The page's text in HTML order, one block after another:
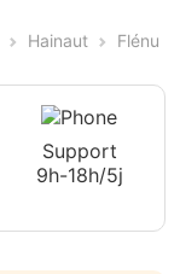
Hainaut Flénu
Support
9h-18h/5j